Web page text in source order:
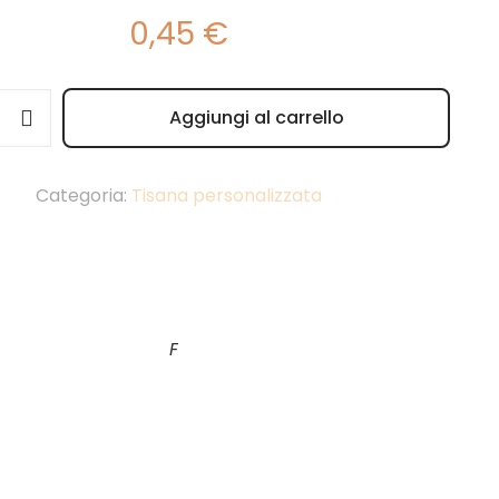
0,45 €
Aggiungi al carrello
Categoria: Tisana personalizzata
F